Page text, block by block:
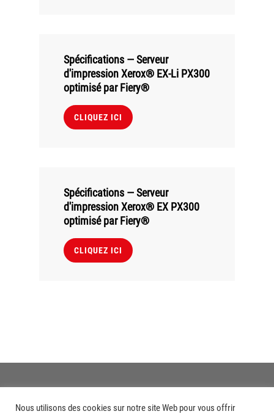
Spécifications — Serveur
d'impression Xerox® EX-Li PX300
optimisé par Fiery®
CLIQUEZ ICI
Spécifications — Serveur
d'impression Xerox® EX PX300
optimisé par Fiery®
CLIQUEZ ICI
Nous utilisons des cookies sur notre site Web pour vous offrir